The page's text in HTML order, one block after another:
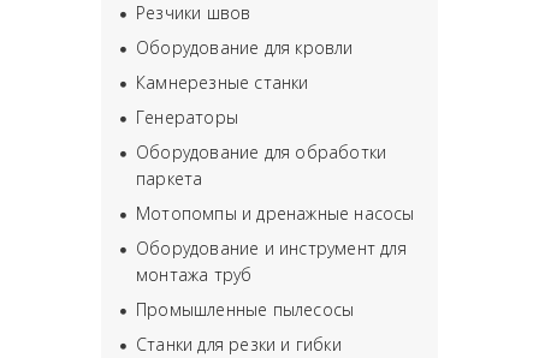
Резчики швов
Оборудование для кровли
Камнерезные станки
Генераторы
Оборудование для обработки
паркета
Мотопомпы и дренажные насосы
Оборудование и инструмент для
монтажа труб
Промышленные пылесосы
Станки для резки и гибки